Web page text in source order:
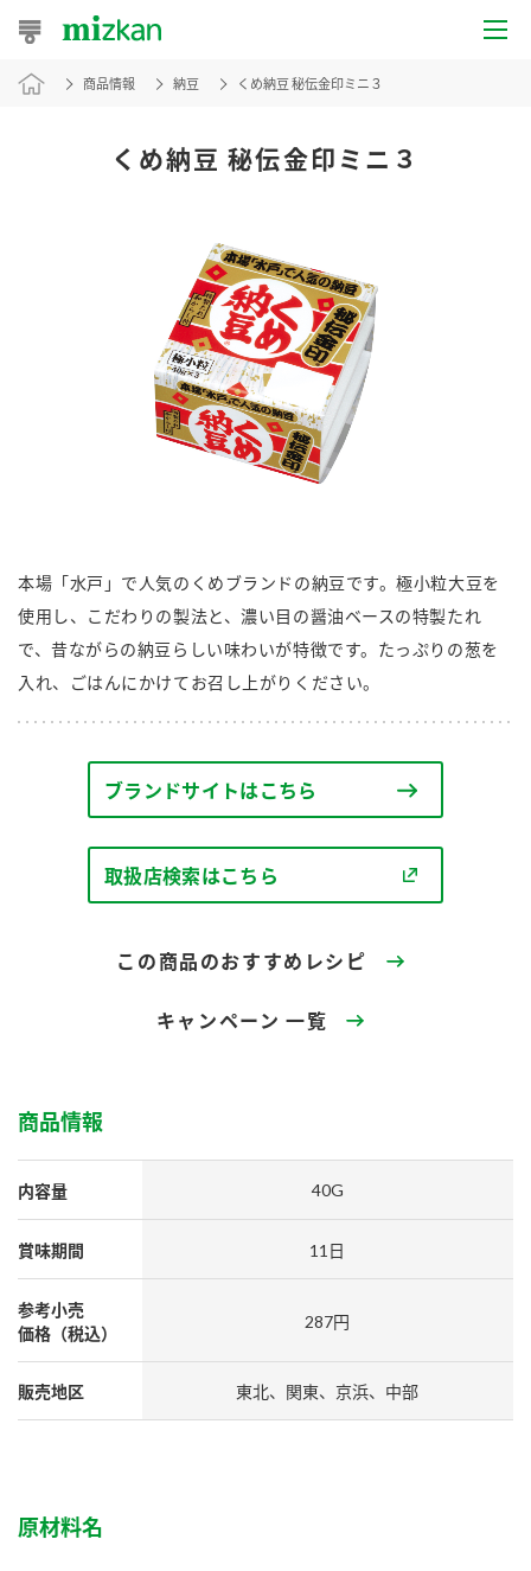
おうちレシピ
おすすめレシピ
商品からレシピを探す
酢 調味酢
お酢ドリンク ぽん酢
みりん風・料理酒 鍋用調味料
おすしの素
Fibee
新商品一覧
キャンペーン情報
ブランド・スペシャルサイト
ブランド・スペシャルサイト トップ
商品ブランドサイト
Fibee（ファイビー）
くらしプラ酢
お酢ドリンク
鍋なび
納豆のサイト
PIN印
三ツ判山吹
千夜
ぽん酢サワー
国内事業概要
ミツカングループについて
水の文化センター（アーカイブ）
MIM（ミツカンミュージアム）
ニュースリリース
お客様相談センター
お客様の声をいかしました
販売終了製品のご案内
よくあるご質問
地図から取り扱い店舗を探す
商品情報 納豆 くめ納豆 秘伝金印ミニ３
くめ納豆 秘伝金印ミニ３
本場「水戸」で人気のくめブランドの納豆です。極小粒大豆を
使用し、こだわりの製法と、濃い目の醤油ベースの特製たれ
で、昔ながらの納豆らしい味わいが特徴です。たっぷりの葱を
入れ、ごはんにかけてお召し上がりください。
ブランドサイトはこちら
取扱店検索はこちら
この商品のおすすめレシピ
キャンペーン 一覧
商品情報
内容量 40G
賞味期間 11日
参考小売
価格（税込）
287円
販売地区 東北、関東、京浜、中部
原材料名